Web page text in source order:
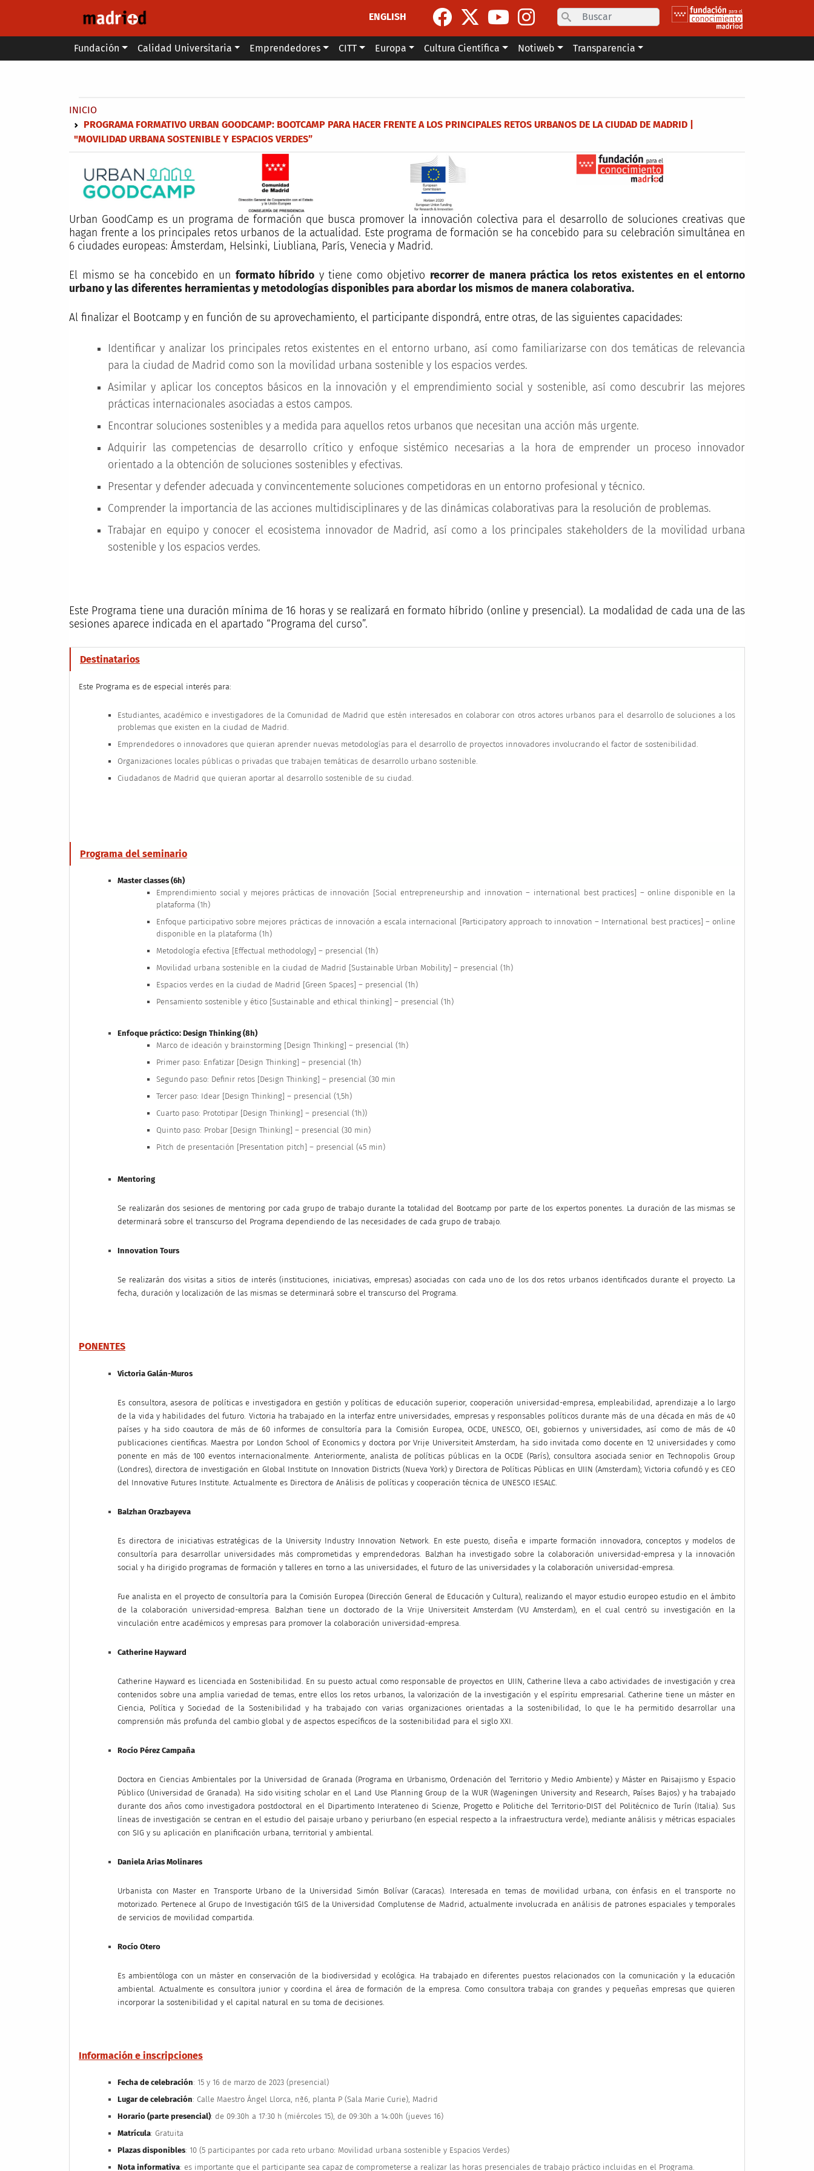
ENGLISH
Search
Main menu
Fundación Calidad Universitaria Emprendedores CITT Europa Cultura Científica Notiweb Transparencia
Sobrescribir enlaces de ayuda a la navegación
INICIO
PROGRAMA FORMATIVO URBAN GOODCAMP: BOOTCAMP PARA HACER FRENTE A LOS PRINCIPALES RETOS URBANOS DE LA CIUDAD DE MADRID |
"MOVILIDAD URBANA SOSTENIBLE Y ESPACIOS VERDES”
Urban GoodCamp es un programa de formación que busca promover la innovación colectiva para el desarrollo de soluciones creativas que
hagan frente a los principales retos urbanos de la actualidad. Este programa de formación se ha concebido para su celebración simultánea en
6 ciudades europeas: Ámsterdam, Helsinki, Liubliana, París, Venecia y Madrid.
El mismo se ha concebido en un formato híbrido y tiene como objetivo recorrer de manera práctica los retos existentes en el entorno
urbano y las diferentes herramientas y metodologías disponibles para abordar los mismos de manera colaborativa.
Al finalizar el Bootcamp y en función de su aprovechamiento, el participante dispondrá, entre otras, de las siguientes capacidades:
Identificar y analizar los principales retos existentes en el entorno urbano, así como familiarizarse con dos temáticas de relevancia
para la ciudad de Madrid como son la movilidad urbana sostenible y los espacios verdes.
Asimilar y aplicar los conceptos básicos en la innovación y el emprendimiento social y sostenible, así como descubrir las mejores
prácticas internacionales asociadas a estos campos.
Encontrar soluciones sostenibles y a medida para aquellos retos urbanos que necesitan una acción más urgente.
Adquirir las competencias de desarrollo crítico y enfoque sistémico necesarias a la hora de emprender un proceso innovador
orientado a la obtención de soluciones sostenibles y efectivas.
Presentar y defender adecuada y convincentemente soluciones competidoras en un entorno profesional y técnico.
Comprender la importancia de las acciones multidisciplinares y de las dinámicas colaborativas para la resolución de problemas.
Trabajar en equipo y conocer el ecosistema innovador de Madrid, así como a los principales stakeholders de la movilidad urbana
sostenible y los espacios verdes.
Este Programa tiene una duración mínima de 16 horas y se realizará en formato híbrido (online y presencial). La modalidad de cada una de las
sesiones aparece indicada en el apartado “Programa del curso”.
Destinatarios
Este Programa es de especial interés para:
Estudiantes, académico e investigadores de la Comunidad de Madrid que estén interesados en colaborar con otros actores urbanos para el desarrollo de soluciones a los
problemas que existen en la ciudad de Madrid.
Emprendedores o innovadores que quieran aprender nuevas metodologías para el desarrollo de proyectos innovadores involucrando el factor de sostenibilidad.
Organizaciones locales públicas o privadas que trabajen temáticas de desarrollo urbano sostenible.
Ciudadanos de Madrid que quieran aportar al desarrollo sostenible de su ciudad.
Programa del seminario
Master classes (6h)
Emprendimiento social y mejores prácticas de innovación [Social entrepreneurship and innovation – international best practices] – online disponible en la
plataforma (1h)
Enfoque participativo sobre mejores prácticas de innovación a escala internacional [Participatory approach to innovation – International best practices] – online
disponible en la plataforma (1h)
Metodología efectiva [Effectual methodology] – presencial (1h)
Movilidad urbana sostenible en la ciudad de Madrid [Sustainable Urban Mobility] – presencial (1h)
Espacios verdes en la ciudad de Madrid [Green Spaces] – presencial (1h)
Pensamiento sostenible y ético [Sustainable and ethical thinking] – presencial (1h)
Enfoque práctico: Design Thinking (8h)
Marco de ideación y brainstorming [Design Thinking] – presencial (1h)
Primer paso: Enfatizar [Design Thinking] – presencial (1h)
Segundo paso: Definir retos [Design Thinking] – presencial (30 min
Tercer paso: Idear [Design Thinking] – presencial (1,5h)
Cuarto paso: Prototipar [Design Thinking] – presencial (1h))
Quinto paso: Probar [Design Thinking] – presencial (30 min)
Pitch de presentación [Presentation pitch] – presencial (45 min)
Mentoring
Se realizarán dos sesiones de mentoring por cada grupo de trabajo durante la totalidad del Bootcamp por parte de los expertos ponentes. La duración de las mismas se
determinará sobre el transcurso del Programa dependiendo de las necesidades de cada grupo de trabajo.
Innovation Tours
Se realizarán dos visitas a sitios de interés (instituciones, iniciativas, empresas) asociadas con cada uno de los dos retos urbanos identificados durante el proyecto. La
fecha, duración y localización de las mismas se determinará sobre el transcurso del Programa.
PONENTES
Victoria Galán-Muros
Es consultora, asesora de políticas e investigadora en gestión y políticas de educación superior, cooperación universidad-empresa, empleabilidad, aprendizaje a lo largo
de la vida y habilidades del futuro. Victoria ha trabajado en la interfaz entre universidades, empresas y responsables políticos durante más de una década en más de 40
países y ha sido coautora de más de 60 informes de consultoría para la Comisión Europea, OCDE, UNESCO, OEI, gobiernos y universidades, así como de más de 40
publicaciones científicas. Maestra por London School of Economics y doctora por Vrije Universiteit Amsterdam, ha sido invitada como docente en 12 universidades y como
ponente en más de 100 eventos internacionalmente. Anteriormente, analista de políticas públicas en la OCDE (París), consultora asociada senior en Technopolis Group
(Londres), directora de investigación en Global Institute on Innovation Districts (Nueva York) y Directora de Políticas Públicas en UIIN (Amsterdam); Victoria cofundó y es CEO
del Innovative Futures Institute. Actualmente es Directora de Análisis de políticas y cooperación técnica de UNESCO IESALC.
Balzhan Orazbayeva
Es directora de iniciativas estratégicas de la University Industry Innovation Network. En este puesto, diseña e imparte formación innovadora, conceptos y modelos de
consultoría para desarrollar universidades más comprometidas y emprendedoras. Balzhan ha investigado sobre la colaboración universidad-empresa y la innovación
social y ha dirigido programas de formación y talleres en torno a las universidades, el futuro de las universidades y la colaboración universidad-empresa.
Fue analista en el proyecto de consultoría para la Comisión Europea (Dirección General de Educación y Cultura), realizando el mayor estudio europeo estudio en el ámbito
de la colaboración universidad-empresa. Balzhan tiene un doctorado de la Vrije Universiteit Amsterdam (VU Amsterdam), en el cual centró su investigación en la
vinculación entre académicos y empresas para promover la colaboración universidad-empresa.
Catherine Hayward
Catherine Hayward es licenciada en Sostenibilidad. En su puesto actual como responsable de proyectos en UIIN, Catherine lleva a cabo actividades de investigación y crea
contenidos sobre una amplia variedad de temas, entre ellos los retos urbanos, la valorización de la investigación y el espíritu empresarial. Catherine tiene un máster en
Ciencia, Política y Sociedad de la Sostenibilidad y ha trabajado con varias organizaciones orientadas a la sostenibilidad, lo que le ha permitido desarrollar una
comprensión más profunda del cambio global y de aspectos específicos de la sostenibilidad para el siglo XXI.
Rocío Pérez Campaña
Doctora en Ciencias Ambientales por la Universidad de Granada (Programa en Urbanismo, Ordenación del Territorio y Medio Ambiente) y Máster en Paisajismo y Espacio
Público (Universidad de Granada). Ha sido visiting scholar en el Land Use Planning Group de la WUR (Wageningen University and Research, Países Bajos) y ha trabajado
durante dos años como investigadora postdoctoral en el Dipartimento Interateneo di Scienze, Progetto e Politiche del Territorio-DIST del Politécnico de Turín (Italia). Sus
líneas de investigación se centran en el estudio del paisaje urbano y periurbano (en especial respecto a la infraestructura verde), mediante análisis y métricas espaciales
con SIG y su aplicación en planificación urbana, territorial y ambiental.
Daniela Arias Molinares
Urbanista con Master en Transporte Urbano de la Universidad Simón Bolívar (Caracas). Interesada en temas de movilidad urbana, con énfasis en el transporte no
motorizado. Pertenece al Grupo de Investigación tGIS de la Universidad Complutense de Madrid, actualmente involucrada en análisis de patrones espaciales y temporales
de servicios de movilidad compartida.
Rocío Otero
Es ambientóloga con un máster en conservación de la biodiversidad y ecológica. Ha trabajado en diferentes puestos relacionados con la comunicación y la educación
ambiental. Actualmente es consultora junior y coordina el área de formación de la empresa. Como consultora trabaja con grandes y pequeñas empresas que quieren
incorporar la sostenibilidad y el capital natural en su toma de decisiones.
Información e inscripciones
Fecha de celebración: 15 y 16 de marzo de 2023 (presencial)
Lugar de celebración: Calle Maestro Ángel Llorca, nª6, planta P (Sala Marie Curie), Madrid
Horario (parte presencial): de 09:30h a 17:30 h (miércoles 15), de 09:30h a 14:00h (jueves 16)
Matrícula: Gratuita
Plazas disponibles: 10 (5 participantes por cada reto urbano: Movilidad urbana sostenible y Espacios Verdes)
Nota informativa: es importante que el participante sea capaz de comprometerse a realizar las horas presenciales de trabajo práctico incluidas en el Programa.